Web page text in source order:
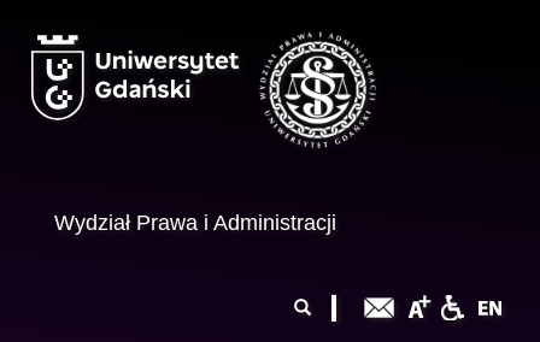
Wydział Prawa i Administracji